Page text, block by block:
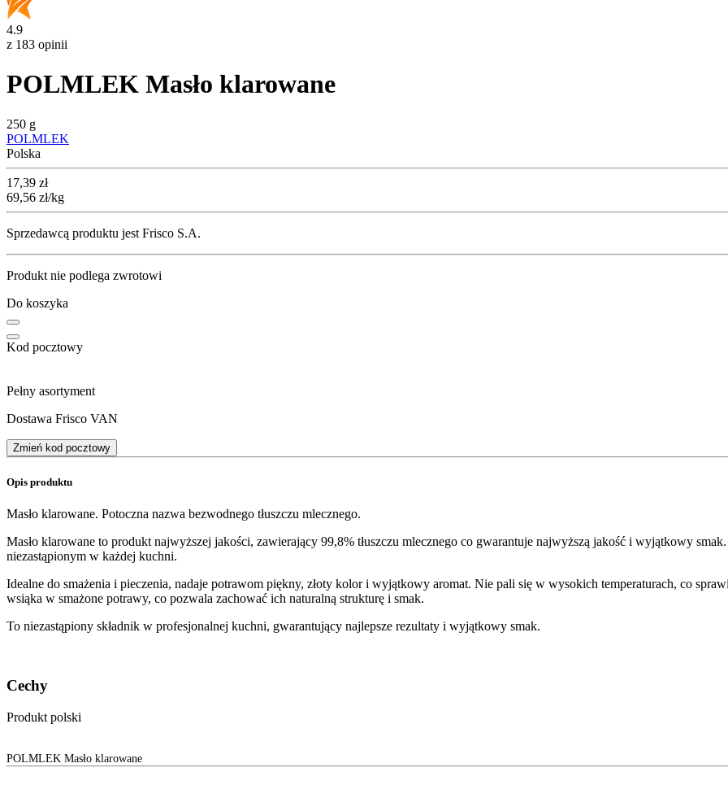
4.9
z 183 opinii
POLMLEK Masło klarowane
250 g
POLMLEK
Polska
Cena
17,39 zł
69,56 zł/kg
Sprzedawcą produktu jest Frisco S.A.
Produkt nie podlega zwrotowi
Do koszyka
Kod pocztowy
Pełny asortyment
Dostawa Frisco VAN
Zmień kod pocztowy
Opis produktu
Masło klarowane. Potoczna nazwa bezwodnego tłuszczu mlecznego.
Masło klarowane to produkt najwyższej jakości, zawierający 99,8% tłuszczu mlecznego co gwarantuje najwyższą jakość i wyjątkowy
niezastąpionym w każdej kuchni.
Idealne do smażenia i pieczenia, nadaje potrawom piękny, złoty kolor i wyjątkowy aromat. Nie pali się w wysokich temperaturach, co
wsiąka w smażone potrawy, co pozwala zachować ich naturalną strukturę i smak.
To niezastąpiony składnik w profesjonalnej kuchni, gwarantujący najlepsze rezultaty i wyjątkowy smak.
Cechy
Produkt polski
POLMLEK Masło klarowane